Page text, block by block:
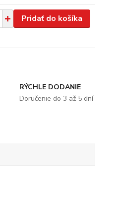
Pridať do košíka
RÝCHLE DODANIE
Doručenie do 3 až 5 dní